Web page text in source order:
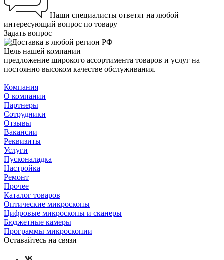
Наши специалисты ответят на любой
интересующий вопрос по товару
Задать вопрос
Цель нашей компании —
предложение широкого ассортимента товаров и услуг на
постоянно высоком качестве обслуживания.
Компания
О компании
Партнеры
Сотрудники
Отзывы
Вакансии
Реквизиты
Услуги
Пусконаладка
Настройка
Ремонт
Прочее
Каталог товаров
Оптические микроскопы
Цифровые микроскопы и сканеры
Бюджетные камеры
Программы микроскопии
Оставайтесь на связи